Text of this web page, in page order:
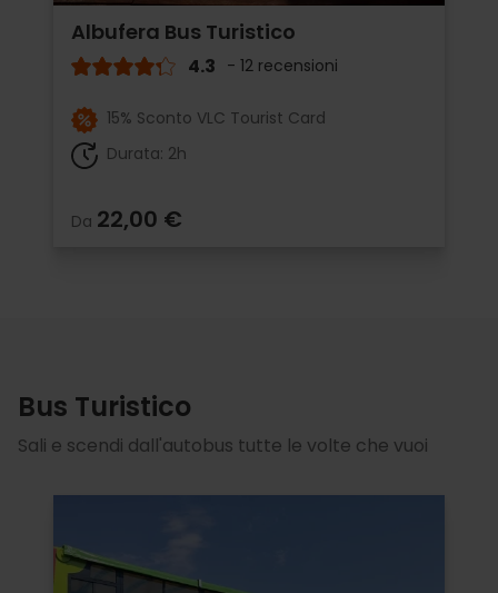
Albufera Bus Turistico
4.3 - 12 recensioni
15% Sconto VLC Tourist Card
Durata: 2h
Da 22,00 €
Bus Turistico
Sali e scendi dall'autobus tutte le volte che vuoi